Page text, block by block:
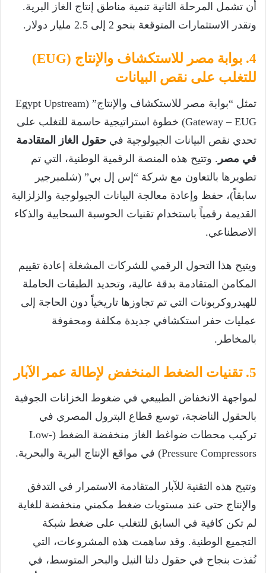
أن تشمل المرحلة الثانية تنمية مناطق إنتاج الغاز البرية.
وتقدر الاستثمارات المتوقعة بنحو 2 إلى 2.5 مليار دولار.
4. بوابة مصر للاستكشاف والإنتاج (EUG)
للتغلب على نقص البيانات
تمثل “بوابة مصر للاستكشاف والإنتاج” (Egypt Upstream
Gateway – EUG) خطوة استراتيجية حاسمة للتغلب على
تحدي نقص البيانات الجيولوجية في حقول الغاز المتقادمة
في مصر . وتتيح هذه المنصة الرقمية الوطنية، التي تم
تطويرها بالتعاون مع شركة “إس إل بي” (شلمبرجير
سابقاً)، حفظ وإعادة معالجة البيانات الجيولوجية والزلزالية
القديمة رقمياً باستخدام تقنيات الحوسبة السحابية والذكاء
الاصطناعي.
ويتيح هذا التحول الرقمي للشركات المشغلة إعادة تقييم
المكامن المتقادمة بدقة عالية، وتحديد الطبقات الحاملة
للهيدروكربونات التي تم تجاوزها تاريخياً دون الحاجة إلى
عمليات حفر استكشافي جديدة مكلفة ومحفوفة
بالمخاطر.
5. تقنيات الضغط المنخفض لإطالة عمر الآبار
لمواجهة الانخفاض الطبيعي في ضغوط الخزانات الجوفية
بالحقول الناضجة، توسع قطاع البترول المصري في
تركيب محطات ضواغط الغاز منخفضة الضغط (Low-
Pressure Compressors) في مواقع الإنتاج البرية والبحرية.
وتتيح هذه التقنية للآبار المتقادمة الاستمرار في التدفق
والإنتاج حتى عند مستويات ضغط مكمني منخفضة للغاية
لم تكن كافية في السابق للتغلب على ضغط شبكة
التجميع الوطنية. وقد ساهمت هذه المشروعات، التي
نُفذت بنجاح في حقول دلتا النيل والبحر المتوسط، في